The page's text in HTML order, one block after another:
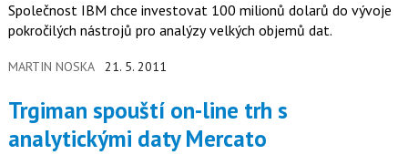
Společnost IBM chce investovat 100 milionů dolarů do vývoje
pokročilých nástrojů pro analýzy velkých objemů dat.
MARTIN NOSKA 21. 5. 2011
Trgiman spouští on-line trh s
analytickými daty Mercato